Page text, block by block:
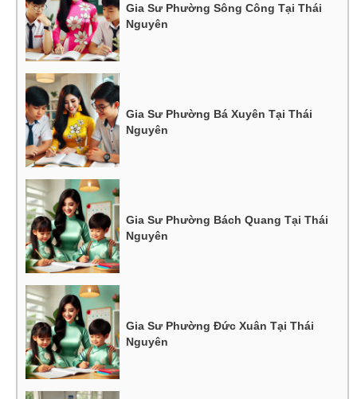
Gia Sư Phường Sông Công Tại Thái
Nguyên
Gia Sư Phường Bá Xuyên Tại Thái
Nguyên
Gia Sư Phường Bách Quang Tại Thái
Nguyên
Gia Sư Phường Đức Xuân Tại Thái
Nguyên